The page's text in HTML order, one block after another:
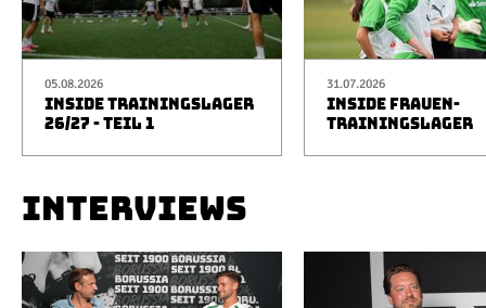
05.08.2026
INSIDE TRAININGSLAGER
26/27 - TEIL 1
31.07.2026
INSIDE FRAUEN-
TRAININGSLAGER
INTERVIEWS